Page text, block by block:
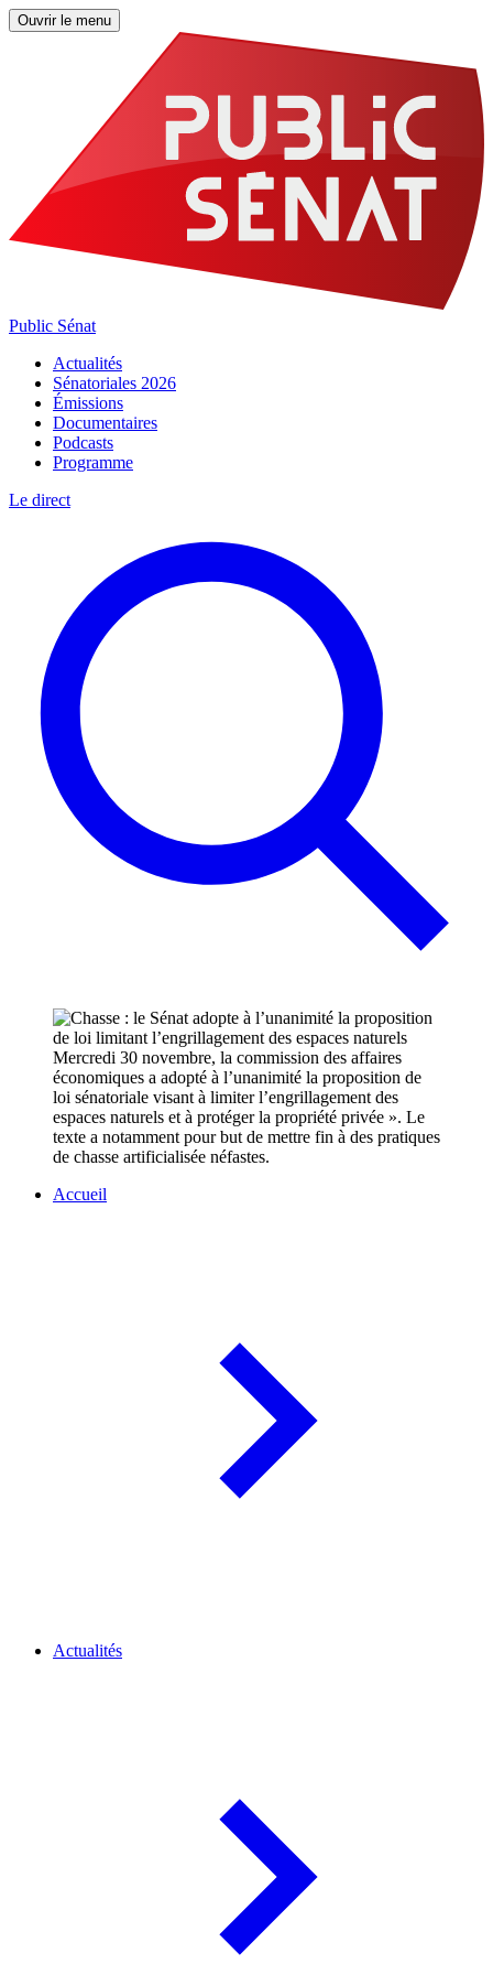
Ouvrir le menu
Public Sénat
Actualités
Sénatoriales 2026
Émissions
Documentaires
Podcasts
Programme
Le direct
Mercredi 30 novembre, la commission des affaires
économiques a adopté à l’unanimité la proposition de
loi sénatoriale visant à limiter l’engrillagement des
espaces naturels et à protéger la propriété privée ». Le
texte a notamment pour but de mettre fin à des pratiques
de chasse artificialisée néfastes.
Accueil
Actualités